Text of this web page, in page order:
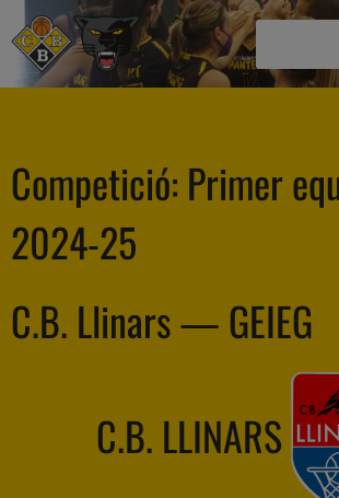
Competició: Primer
2024-25
C.B. Llinars — GEIEG
C.B. LLINARS